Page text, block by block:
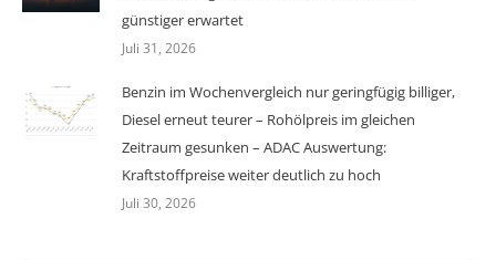
günstiger erwartet
Juli 31, 2026
Benzin im Wochenvergleich nur geringfügig billiger,
Diesel erneut teurer – Rohölpreis im gleichen
Zeitraum gesunken – ADAC Auswertung:
Kraftstoffpreise weiter deutlich zu hoch
Juli 30, 2026